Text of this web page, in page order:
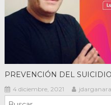
PREVENCIÓN DEL SUICIDIO
4 diciembre, 2021